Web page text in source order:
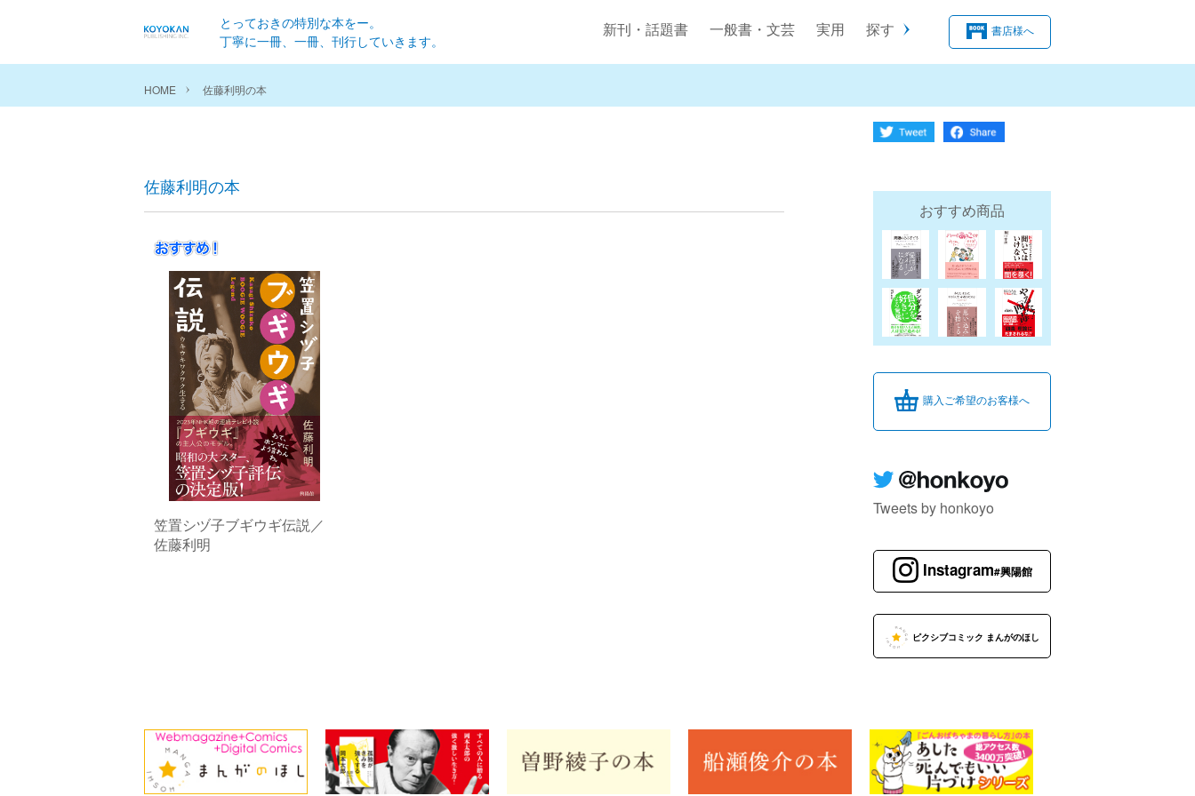
とっておきの特別な本をー。
丁寧に一冊、一冊、刊行していきます。
新刊・話題書 一般書・文芸 実用 探す 書店様へ
HOME 佐藤利明の本
佐藤利明の本
笠置シヅ子ブギウギ伝説／
佐藤利明
おすすめ商品
購入ご希望のお客様へ
Tweets by honkoyo
Instagram#興陽館
ピクシブコミック まんがのほし